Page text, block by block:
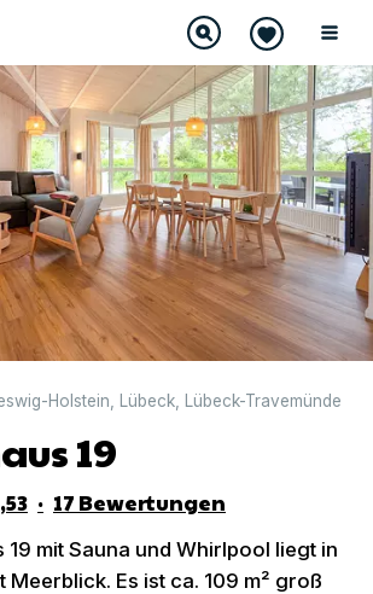
Holstein Lübeck Lübeck-Travemünde
19
· 17 Bewertungen
19 mit Sauna und Whirlpool liegt in
Meerblick. Es ist ca. 109 m² groß